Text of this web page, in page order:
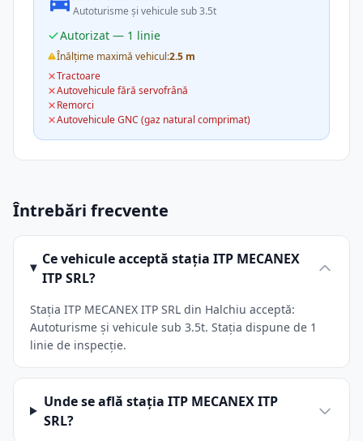
Autoturisme și vehicule sub 3.5t
Autorizat — 1 linie
Înălțime maximă vehicul:2.5 m
Tractoare
Autovehicule fără servofrână
Remorci
Autovehicule GNC (gaz natural comprimat)
Întrebări frecvente
Ce vehicule acceptă stația ITP MECANEX
ITP SRL?
Stația ITP MECANEX ITP SRL din Halchiu acceptă:
Autoturisme și vehicule sub 3.5t. Stația dispune de 1
linie de inspecție.
Unde se află stația ITP MECANEX ITP
SRL?